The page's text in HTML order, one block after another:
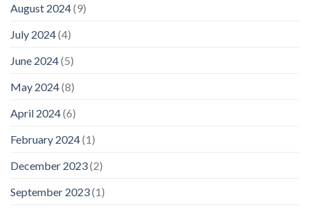
August 2024(9)
July 2024(4)
June 2024(5)
May 2024(8)
April 2024(6)
February 2024(1)
December 2023(2)
September 2023(1)